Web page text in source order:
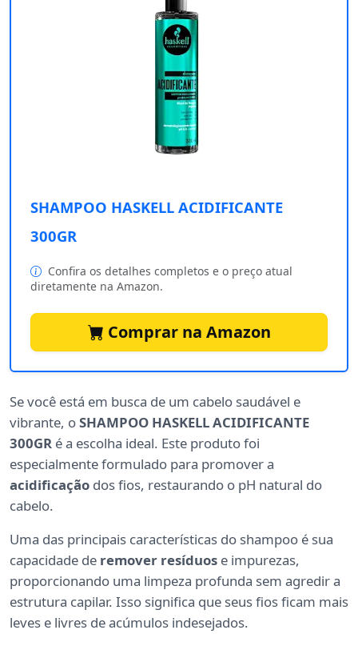
SHAMPOO HASKELL ACIDIFICANTE
300GR
Confira os detalhes completos e o preço atual
diretamente na Amazon.
Comprar na Amazon
Se você está em busca de um cabelo saudável e
vibrante, oSHAMPOO HASKELL ACIDIFICANTE
300GR é a escolha ideal. Este produto foi
especialmente formulado para promover a
acidificação dos fios, restaurando o pH natural do
cabelo.
Uma das principais características do shampoo é sua
capacidade de remover resíduos e impurezas,
proporcionando uma limpeza profunda sem agredir a
estrutura capilar. Isso significa que seus fios ficam mais
leves e livres de acúmulos indesejados.